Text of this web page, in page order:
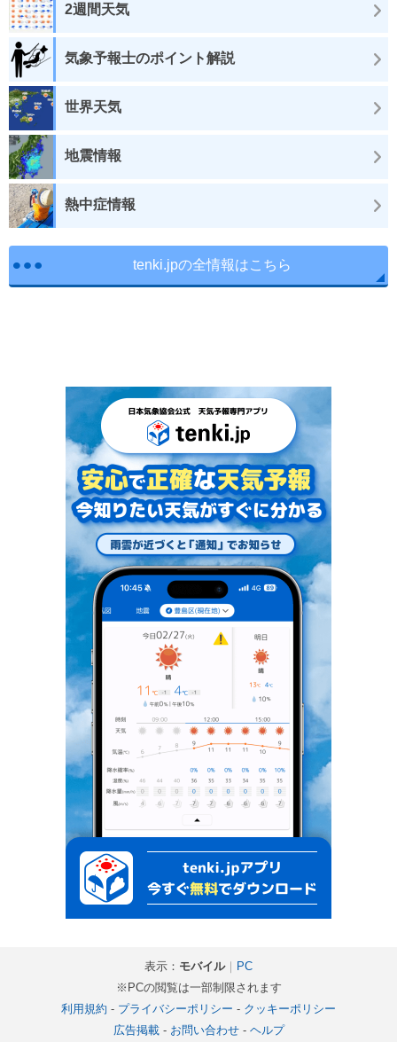
2週間天気
気象予報士のポイント解説
世界天気
地震情報
熱中症情報
tenki.jpの全情報はこちら
表示： モバイル｜ PC
※PCの閲覧は一部制限されます
利用規約 - プライバシーポリシー - クッキーポリシー
広告掲載- お問い合わせ- ヘルプ